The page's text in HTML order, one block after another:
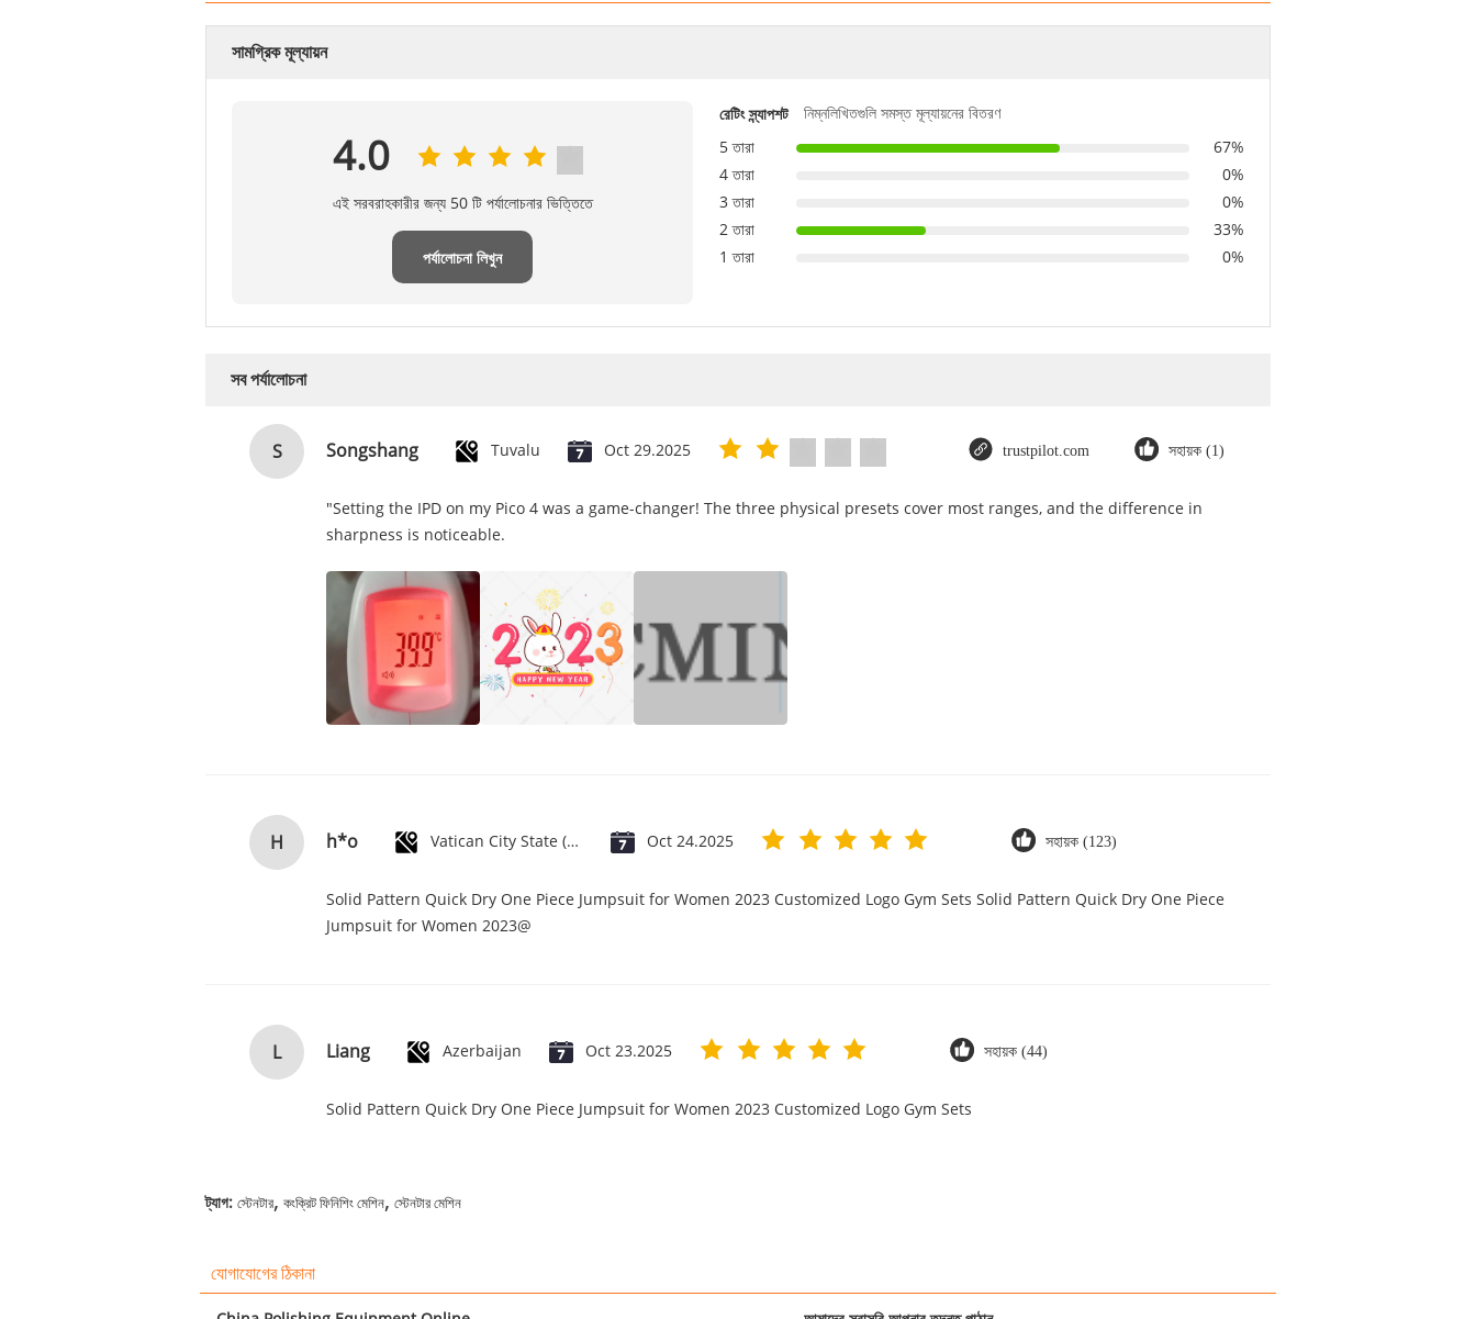
সামগ্রিক মূল্যায়ন
4.0
এই সরবরাহকারীর জন্য 50 টি পর্যালোচনার ভিত্তিতে
পর্যালোচনা লিখুন
রেটিং স্ন্যাপশট
নিম্নলিখিতগুলি সমস্ত মূল্যায়নের বিতরণ
5 তারা
67%
4 তারা
0%
3 তারা
0%
2 তারা
33%
1 তারা
0%
সব পর্যালোচনা
S Songshang Tuvalu Oct 29.2025 trustpilot.com সহায়ক (1)
"Setting the IPD on my Pico 4 was a game-changer! The three physical presets cover most ranges, and the difference in
sharpness is noticeable.
H h*o Vatican City State (Holy See) Oct 24.2025 সহায়ক (123)
Solid Pattern Quick Dry One Piece Jumpsuit for Women 2023 Customized Logo Gym Sets Solid Pattern Quick Dry One Piece
Jumpsuit for Women 2023@
L Liang Azerbaijan Oct 23.2025 সহায়ক (44)
Solid Pattern Quick Dry One Piece Jumpsuit for Women 2023 Customized Logo Gym Sets
ট্যাগ: স্টেনটার, কংক্রিট ফিনিশিং মেশিন, স্টেনটার মেশিন
যোগাযোগের ঠিকানা